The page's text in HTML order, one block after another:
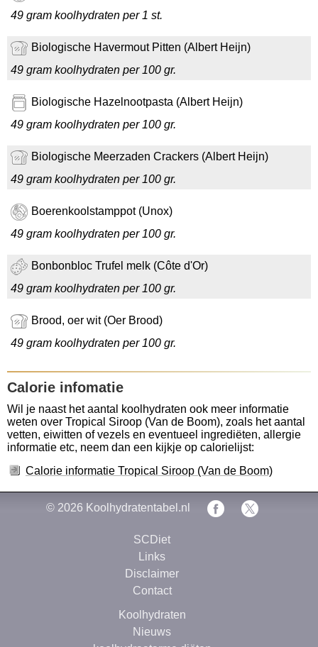
49 gram koolhydraten per 1 st.
Biologische Havermout Pitten (Albert Heijn)
49 gram koolhydraten per 100 gr.
Biologische Hazelnootpasta (Albert Heijn)
49 gram koolhydraten per 100 gr.
Biologische Meerzaden Crackers (Albert Heijn)
49 gram koolhydraten per 100 gr.
Boerenkoolstamppot (Unox)
49 gram koolhydraten per 100 gr.
Bonbonbloc Trufel melk (Côte d'Or)
49 gram koolhydraten per 100 gr.
Brood, oer wit (Oer Brood)
49 gram koolhydraten per 100 gr.
Calorie infomatie
Wil je naast het aantal koolhydraten ook meer informatie
weten over Tropical Siroop (Van de Boom), zoals het aantal
vetten, eiwitten of vezels en eventueel ingrediëten, allergie
informatie etc, neem dan een kijkje op calorielijst:
Calorie informatie Tropical Siroop (Van de Boom)
© 2026 Koolhydratentabel.nl
SCDiet
Links
Disclaimer
Contact
Koolhydraten
Nieuws